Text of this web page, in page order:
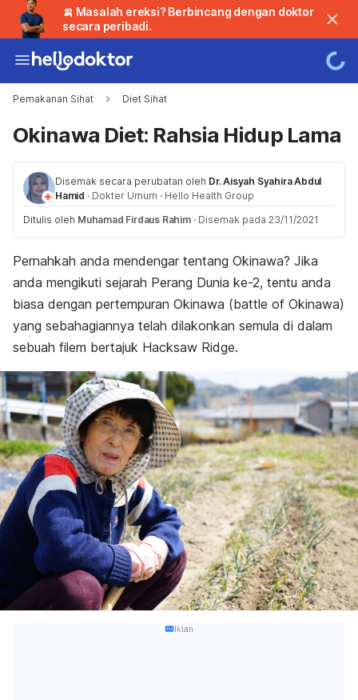
🍌 Masalah ereksi? Berbincang dengan doktor
secara peribadi.
Pemakanan Sihat Diet Sihat
Okinawa Diet: Rahsia Hidup Lama
Disemak secara perubatan oleh Dr. Aisyah Syahira Abdul
Hamid · Dokter Umum · Hello Health Group
Ditulis oleh Muhamad Firdaus Rahim · Disemak pada 23/11/2021
Pernahkah anda mendengar tentang Okinawa? Jika
anda mengikuti sejarah Perang Dunia ke-2, tentu anda
biasa dengan pertempuran Okinawa (battle of Okinawa)
yang sebahagiannya telah dilakonkan semula di dalam
sebuah filem bertajuk Hacksaw Ridge.
Iklan